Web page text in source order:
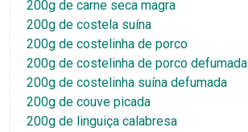
200g de carne seca magra
200g de costela suína
200g de costelinha de porco
200g de costelinha de porco defumada
200g de costelinha suína defumada
200g de couve picada
200g de linguiça calabresa